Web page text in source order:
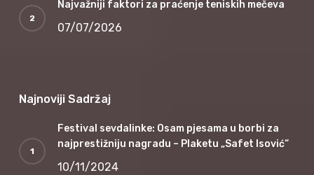
Najvažniji faktori za praćenje teniskih mečeva
07/07/2026
Najnoviji Sadržaj
Festival sevdalinke: Osam pjesama u borbi za
najprestižniju nagradu – Plaketu „Safet Isović“
10/11/2024